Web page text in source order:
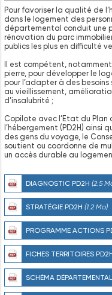
Pour favoriser la qualité de
dans le logement des
départemental conduit une
rénovation du parc
publics les plus en difficulté
Il est compétent,
pierre, pour développer le
pour l’adapter à des
au vieillissement,
d’insalubrité ;
Copilote avec l’Etat du
l’hébergement (PD2H) ainsi
des gens du voyage, le
soutient ou coordonne de
un accès durable au
DIAGNOSTIC PD2H (2.5
STRATÉGIE PD2H (1.2 Mo)
PROGRAMME ACTIONS
FICHES TERRITOIRES
SCHÉMA